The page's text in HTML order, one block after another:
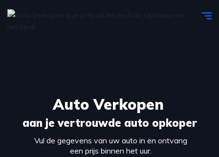
Auto Verkopen
aan je vertrouwde auto opkoper
Vul de gegevens van uw auto in en ontvang
een prijs binnen het uur.